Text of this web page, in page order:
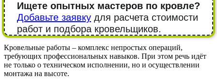
Ищете опытных мастеров по кровле?
Добавьте заявку для расчета стоимости
работ и подбора кровельщиков.
Кровельные работы – комплекс непростых операций,
требующих профессиональных навыков. При этом речь идёт
не только о техническом исполнении, но и осуществлении
монтажа на высоте.